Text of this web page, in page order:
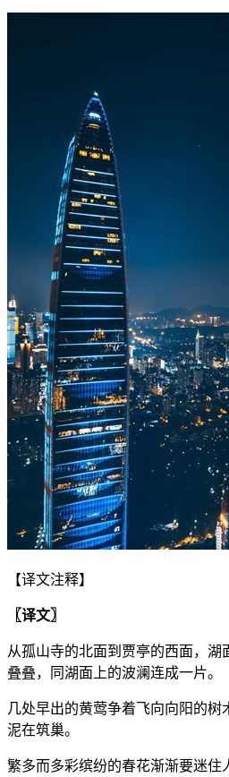
【译文注释】
〖译文〗
从孤山寺的北面到贾亭的西面，湖
叠叠，同湖面上的波澜连成一片。
几处早出的黄莺争着飞向向阳的树
泥在筑巢。
繁多而多彩缤纷的春花渐渐要迷住